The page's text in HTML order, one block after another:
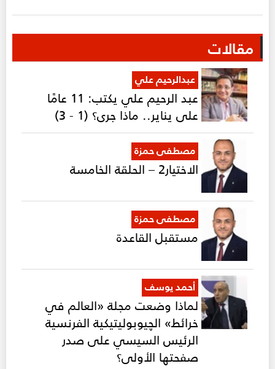
مقالات
عبدالرحيم علي
عبد الرحيم علي يكتب: 11 عامًا
على يناير.. ماذا جرى؟ (1 - 3)
مصطفى حمزة
الاختيار2 – الحلقة الخامسة
مصطفى حمزة
مستقبل القاعدة
أحمد يوسف
لماذا وضعت مجلة «العالم في
خرائط» الچيوبوليتيكية الفرنسية
الرئيس السيسي على صدر
صفحتها الأولى؟